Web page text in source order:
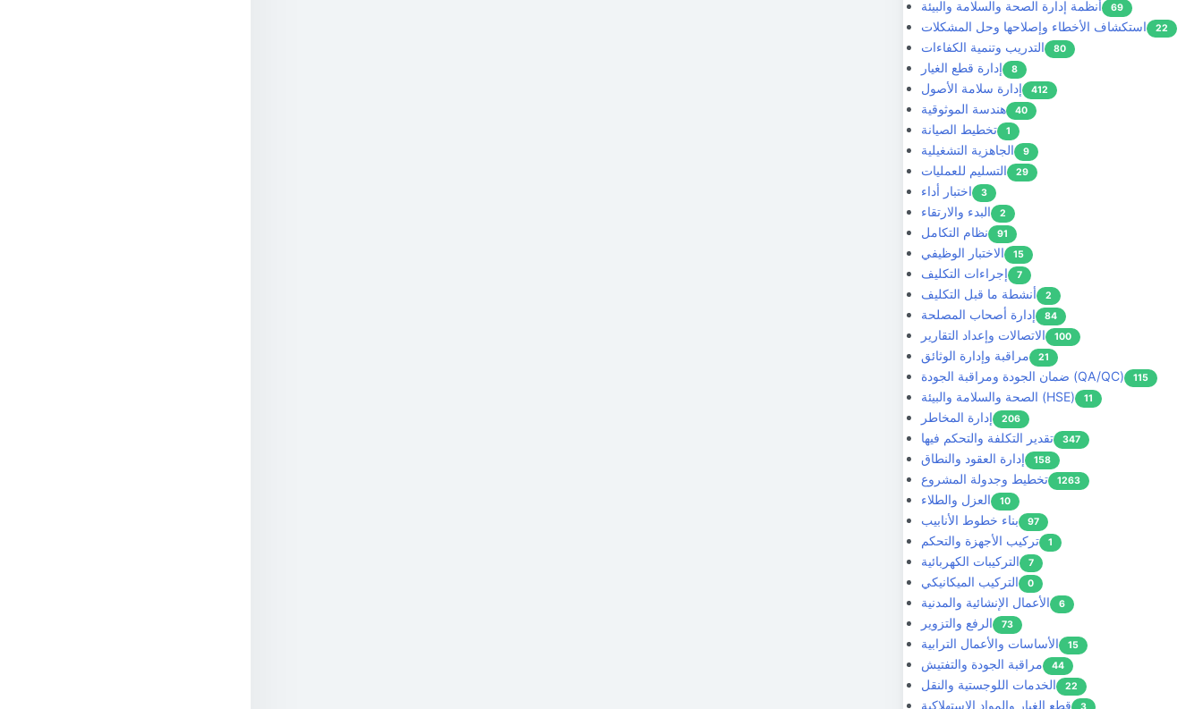
أنظمة إدارة الصحة والسلامة والبيئة 69
استكشاف الأخطاء وإصلاحها وحل المشكلات 22
التدريب وتنمية الكفاءات 80
إدارة قطع الغيار 8
إدارة سلامة الأصول 412
هندسة الموثوقية 40
تخطيط الصيانة 1
الجاهزية التشغيلية 9
التسليم للعمليات 29
اختبار أداء 3
البدء والارتقاء 2
نظام التكامل 91
الاختبار الوظيفي 15
إجراءات التكليف 7
أنشطة ما قبل التكليف 2
إدارة أصحاب المصلحة 84
الاتصالات وإعداد التقارير 100
مراقبة وإدارة الوثائق 21
ضمان الجودة ومراقبة الجودة (QA/QC) 115
الصحة والسلامة والبيئة (HSE) 11
إدارة المخاطر 206
تقدير التكلفة والتحكم فيها 347
إدارة العقود والنطاق 158
تخطيط وجدولة المشروع 1263
العزل والطلاء 10
بناء خطوط الأنابيب 97
تركيب الأجهزة والتحكم 1
التركيبات الكهربائية 7
التركيب الميكانيكي 0
الأعمال الإنشائية والمدنية 6
الرفع والتزوير 73
الأساسات والأعمال الترابية 15
مراقبة الجودة والتفتيش 44
الخدمات اللوجستية والنقل 22
قطع الغيار والمواد الاستهلاكية